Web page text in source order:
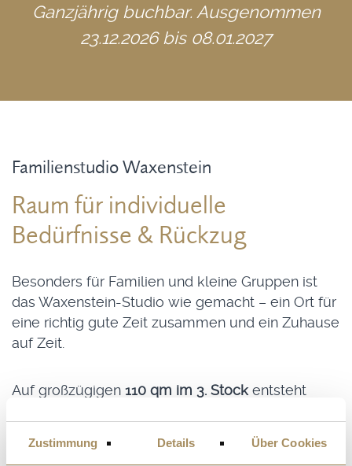
Zustimmung Details Über Cookies
Ganzjährig buchbar. Ausgenommen
23.12.2026 bis 08.01.2027
Familienstudio Waxenstein
Raum für individuelle
Bedürfnisse & Rückzug
Besonders für Familien und kleine Gruppen ist
das Waxenstein-Studio wie gemacht – ein Ort für
eine richtig gute Zeit zusammen und ein Zuhause
auf Zeit.
Auf großzügigen 110 qm im 3. Stock entsteht
Schlafzimmer
mit komfortablen Doppelbetten